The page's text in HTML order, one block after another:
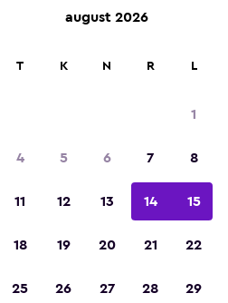
august 2026
T K N R L
1
4 5 6 7 8
11 12 13 14 15
18 19 20 21 22
25 26 27 28 29